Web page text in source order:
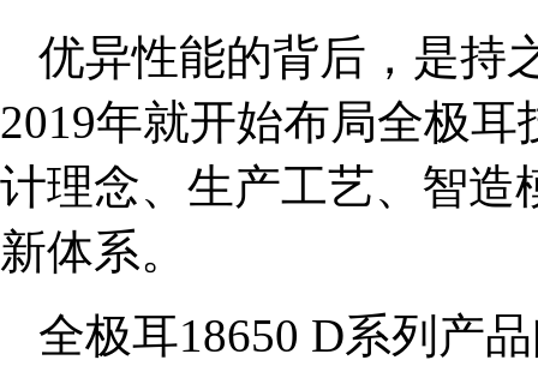
优异性能的背后，是持
2019年就开始布局全极
计理念、生产工艺、智造
新体系。
全极耳18650 D系列产